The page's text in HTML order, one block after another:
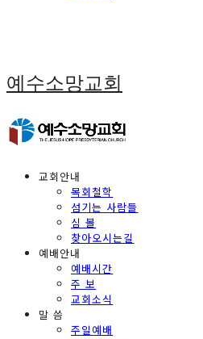
예수소망교회
교회안내
목회철학
섬기는 사람들
심 볼
찾아오시는길
예배안내
예배시간
주 보
교회소식
말 씀
주일예배